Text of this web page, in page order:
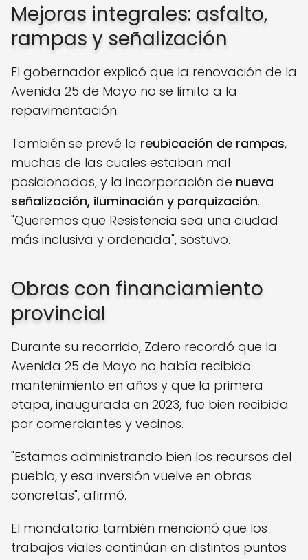
Mejoras integrales: asfalto,
rampas y señalización
El gobernador explicó que la renovación de la
Avenida 25 de Mayo no se limita a la
repavimentación.
También se prevé la reubicación de rampas,
muchas de las cuales estaban mal
posicionadas, y la incorporación de nueva
señalización, iluminación y parquización.
"Queremos que Resistencia sea una ciudad
más inclusiva y ordenada", sostuvo.
Obras con financiamiento
provincial
Durante su recorrido, Zdero recordó que la
Avenida 25 de Mayo no había recibido
mantenimiento en años y que la primera
etapa, inaugurada en 2023, fue bien recibida
por comerciantes y vecinos.
"Estamos administrando bien los recursos del
pueblo, y esa inversión vuelve en obras
concretas", afirmó.
El mandatario también mencionó que los
trabajos viales continúan en distintos puntos